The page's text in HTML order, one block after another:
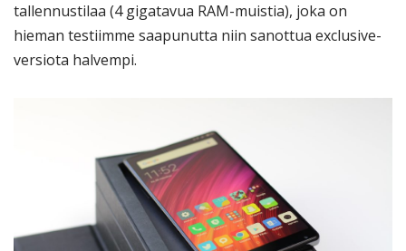
tallennustilaa (4 gigatavua RAM-muistia), joka on
hieman testiimme saapunutta niin sanottua exclusive-
versiota halvempi.